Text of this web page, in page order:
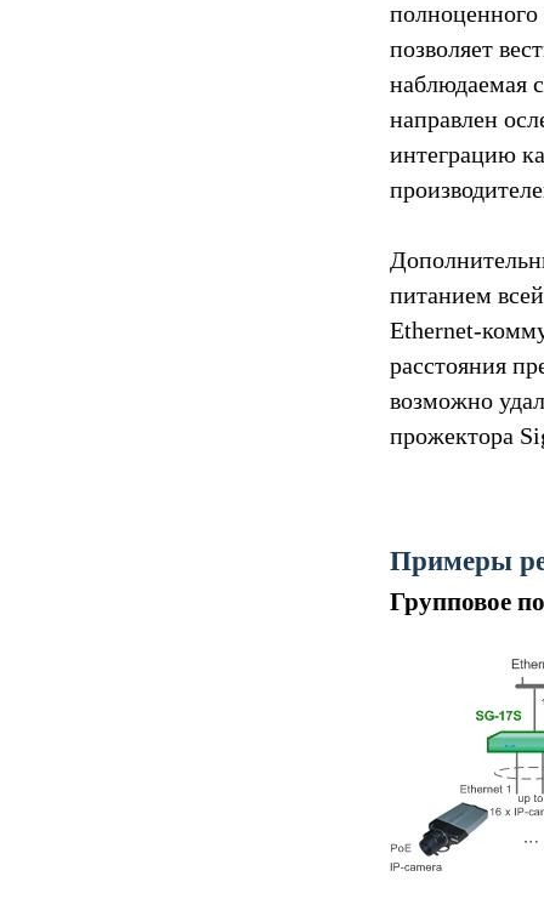
полноценного
позволяет
наблюдаемая
направлен
интеграцию
питанием
Ethernet-
расстояния
возможно
прожектора
Примеры
Групповое